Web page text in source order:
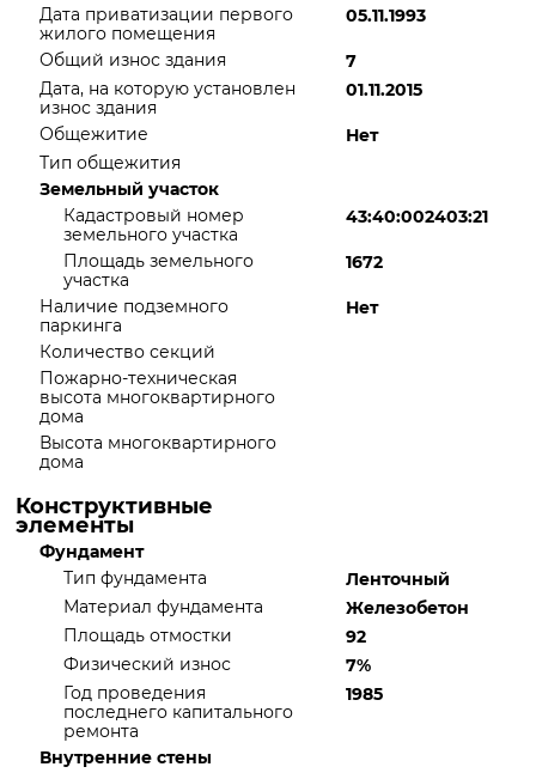
Дата приватизации первого
жилого помещения
05.11.1993
Общий износ здания
7
Дата, на которую установлен
износ здания
01.11.2015
Общежитие
Нет
Тип общежития
Земельный участок
Кадастровый номер
земельного участка
43:40:002403:21
Площадь земельного
участка
1672
Наличие подземного
паркинга
Нет
Количество секций
Пожарно-техническая
высота многоквартирного
дома
Высота многоквартирного
дома
Конструктивные
элементы
Фундамент
Тип фундамента
Ленточный
Материал фундамента
Железобетон
Площадь отмостки
92
Физический износ
7%
Год проведения
последнего капитального
ремонта
1985
Внутренние стены